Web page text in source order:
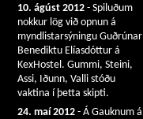
10. ágúst 2012 - Spiluðum
nokkur lög við opnun á
myndlistarsýningu Guðrúnar
Benediktu Elíasdóttur á
KexHostel. Gummi, Steini,
Assi, Iðunn, Valli stóðu
vaktina í þetta skipti.
24. maí 2012 - Á Gauknum á